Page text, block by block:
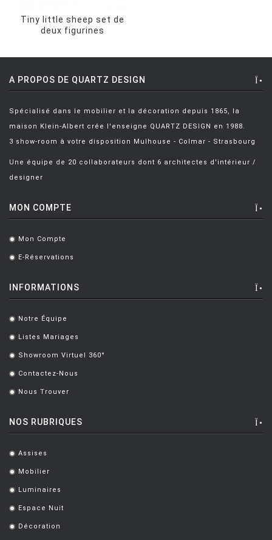
Tiny little sheep set de
deux figurines
A PROPOS DE QUARTZ DESIGN
Spécialisé dans le mobilier et la décoration depuis 1865, la
maison Klein-Albert crée l'enseigne QUARTZ DESIGN en 1988.
3 show-room à votre disposition Mulhouse - Colmar - Strasbourg
Une équipe de 20 collaborateurs dont 6 architectes d'intérieur /
designer
MON COMPTE
. Mon Compte
. E-Réservations
INFORMATIONS
. Notre Équipe
. Listes Mariages
. Showroom Virtuel 360°
. Contactez-Nous
. Nous Trouver
NOS RUBRIQUES
. Assises
. Mobilier
. Luminaires
. Espace Nuit
. Décoration